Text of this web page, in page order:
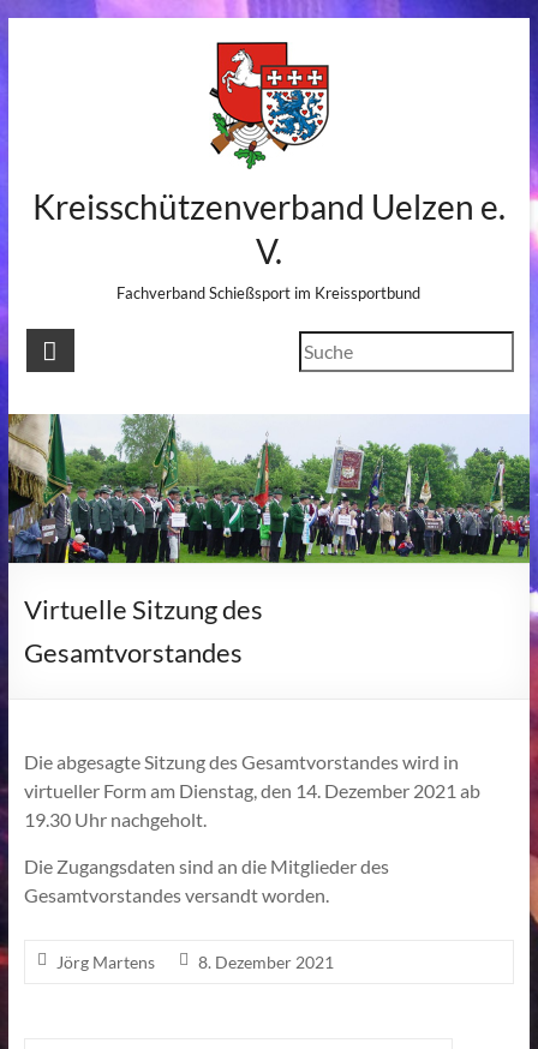
Kreisschützenverband Uelzen e.
V.
Fachverband Schießsport im Kreissportbund
Virtuelle Sitzung des
Gesamtvorstandes
Die abgesagte Sitzung des Gesamtvorstandes wird in
virtueller Form am Dienstag, den 14. Dezember 2021 ab
19.30 Uhr nachgeholt.
Die Zugangsdaten sind an die Mitglieder des
Gesamtvorstandes versandt worden.
Jörg Martens 8. Dezember 2021